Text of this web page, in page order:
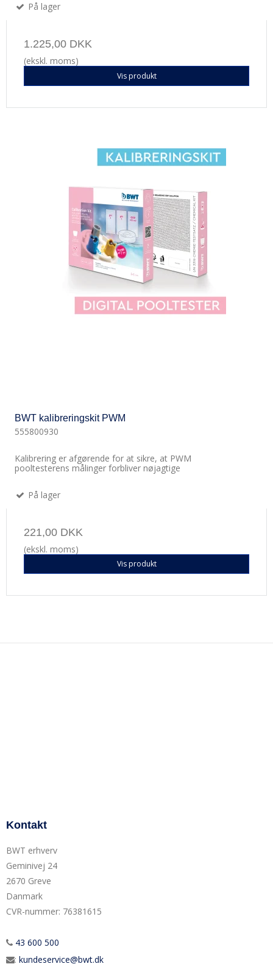
På lager
1.225,00 DKK
(ekskl. moms)
Vis produkt
BWT kalibreringskit PWM
555800930
Kalibrering er afgørende for at sikre, at PWM
pooltesterens målinger forbliver nøjagtige
På lager
221,00 DKK
(ekskl. moms)
Vis produkt
Kontakt
BWT erhverv
Geminivej 24
2670 Greve
Danmark
CVR-nummer: 76381615
43 600 500
: kundeservice@bwt.dk